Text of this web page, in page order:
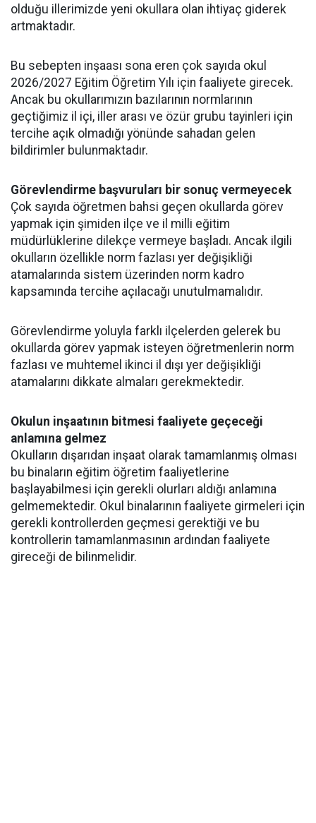
olduğu illerimizde yeni okullara olan ihtiyaç giderek
artmaktadır.
Bu sebepten inşaası sona eren çok sayıda okul
2026/2027 Eğitim Öğretim Yılı için faaliyete girecek.
Ancak bu okullarımızın bazılarının normlarının
geçtiğimiz il içi, iller arası ve özür grubu tayinleri için
tercihe açık olmadığı yönünde sahadan gelen
bildirimler bulunmaktadır.
Görevlendirme başvuruları bir sonuç vermeyecek
Çok sayıda öğretmen bahsi geçen okullarda görev
yapmak için şimiden ilçe ve il milli eğitim
müdürlüklerine dilekçe vermeye başladı. Ancak ilgili
okulların özellikle norm fazlası yer değişikliği
atamalarında sistem üzerinden norm kadro
kapsamında tercihe açılacağı unutulmamalıdır.
Görevlendirme yoluyla farklı ilçelerden gelerek bu
okullarda görev yapmak isteyen öğretmenlerin norm
fazlası ve muhtemel ikinci il dışı yer değişikliği
atamalarını dikkate almaları gerekmektedir.
Okulun inşaatının bitmesi faaliyete geçeceği
anlamına gelmez
Okulların dışarıdan inşaat olarak tamamlanmış olması
bu binaların eğitim öğretim faaliyetlerine
başlayabilmesi için gerekli olurları aldığı anlamına
gelmemektedir. Okul binalarının faaliyete girmeleri için
gerekli kontrollerden geçmesi gerektiği ve bu
kontrollerin tamamlanmasının ardından faaliyete
gireceği de bilinmelidir.